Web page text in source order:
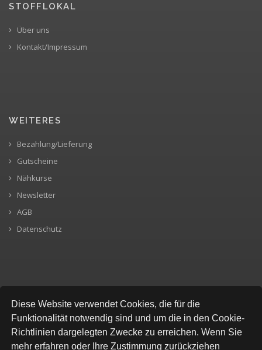
Diese Website verwendet Cookies, die für die
Funktionalität notwendig sind und um die in den Cookie-
Richtlinien dargelegten Zwecke zu erreichen. Wenn Sie
mehr erfahren oder Ihre Zustimmung zurückziehen
STOFFLOKAL
Über uns
Kontakt/Impressum
WEITERES
Bezahlung/Lieferung
Gutscheine
Nähkurse
Newsletter
AGB
Datenschutz
SICHERE BEZAHLUNG